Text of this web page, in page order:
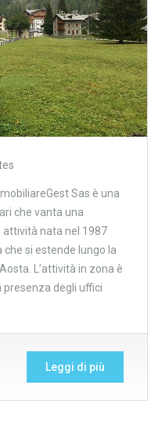
Sas è una
che vanta una
nata nel 1987
si estende lungo la
L’attività in zona è
degli uffici
Leggi di più